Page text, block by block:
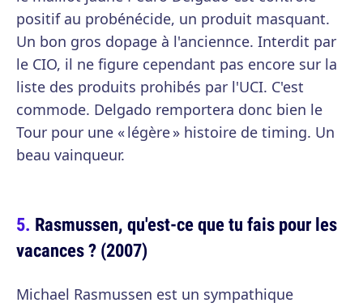
positif au probénécide, un produit masquant.
Un bon gros dopage à l'anciennce. Interdit par
le CIO, il ne figure cependant pas encore sur la
liste des produits prohibés par l'UCI. C'est
commode. Delgado remportera donc bien le
Tour pour une « légère » histoire de timing. Un
beau vainqueur.
Rasmussen, qu'est-ce que tu fais pour les
vacances ? (2007)
Michael Rasmussen est un sympathique